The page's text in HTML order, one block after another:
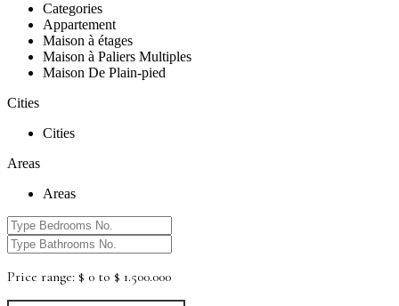
Categories
Appartement
Maison à étages
Maison à Paliers Multiples
Maison De Plain-pied
Cities
Cities
Areas
Areas
Price range: $ 0 to $ 1.500.000